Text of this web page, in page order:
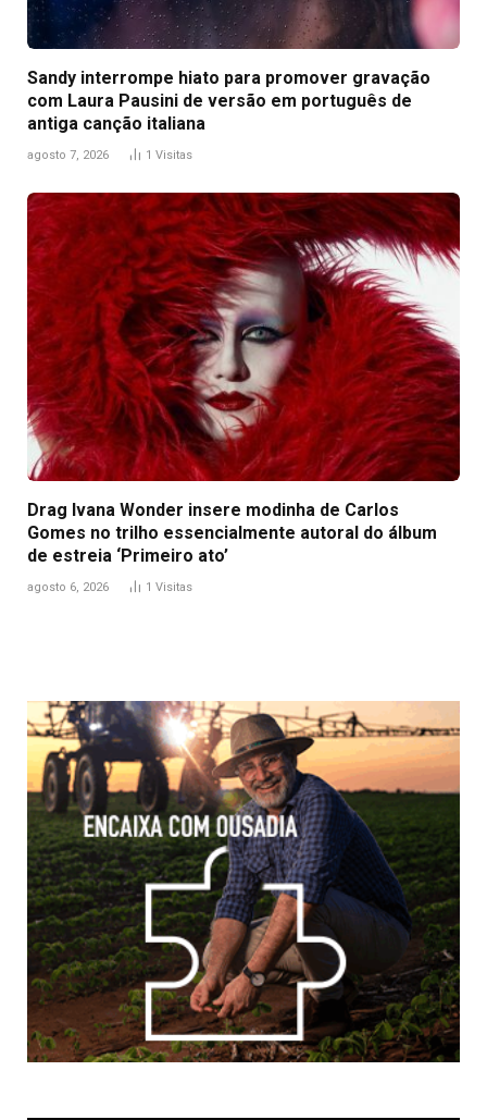
Sandy interrompe hiato para promover gravação
com Laura Pausini de versão em português de
antiga canção italiana
agosto 7, 2026 1 Visitas
Drag Ivana Wonder insere modinha de Carlos
Gomes no trilho essencialmente autoral do álbum
de estreia ‘Primeiro ato’
agosto 6, 2026 1 Visitas